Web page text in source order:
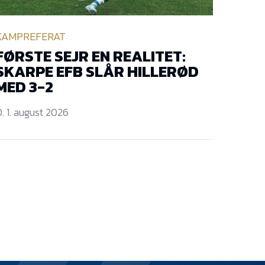
SEJR EN REALITET:
EFB SLÅR HILLERØD
3-2
1. august 2026